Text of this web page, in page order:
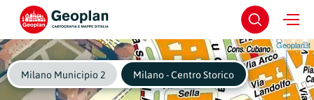
Geoplan.it
Milano Municipio 2 Milano - Centro Storico